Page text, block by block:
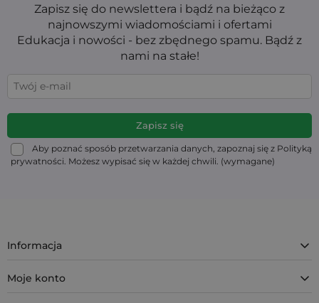
Zapisz się do newslettera i bądź na bieżąco z
najnowszymi wiadomościami i ofertami
Edukacja i nowości - bez zbędnego spamu. Bądź z
nami na stałe!
Aby poznać sposób przetwarzania danych, zapoznaj się z Polityką
prywatności. Możesz wypisać się w każdej chwili. (wymagane)
Informacja
Moje konto